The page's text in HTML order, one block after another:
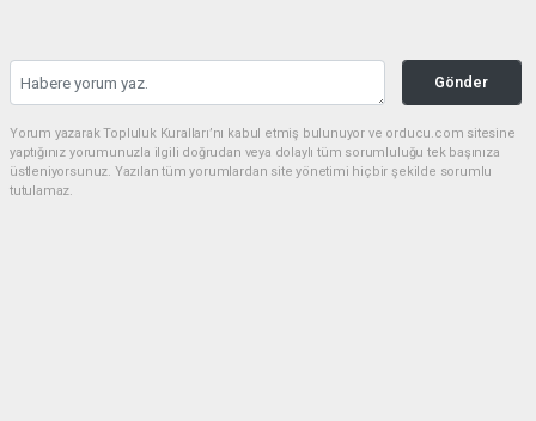
Gönder
Yorum yazarak Topluluk Kuralları’nı kabul etmiş bulunuyor ve orducu.com sitesine
yaptığınız yorumunuzla ilgili doğrudan veya dolaylı tüm sorumluluğu tek başınıza
üstleniyorsunuz. Yazılan tüm yorumlardan site yönetimi hiçbir şekilde sorumlu
tutulamaz.